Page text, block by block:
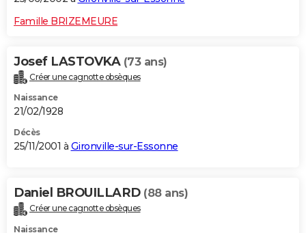
Famille BRIZEMEURE
Josef LASTOVKA (73 ans)
Créer une cagnotte obsèques
Naissance
21/02/1928
Décès
25/11/2001 à Gironville-sur-Essonne
Daniel BROUILLARD (88 ans)
Créer une cagnotte obsèques
Naissance